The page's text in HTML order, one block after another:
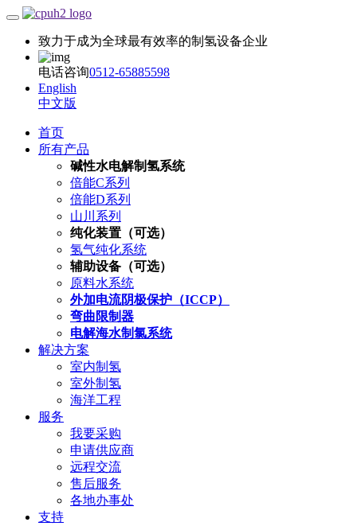
致力于成为全球最有效率的制氢设备企业
电话咨询0512-65885598
English
中文版
首页
所有产品
碱性水电解制氢系统
倍能C系列
倍能D系列
山川系列
纯化装置（可选）
氢气纯化系统
辅助设备（可选）
原料水系统
外加电流阴极保护（ICCP）
弯曲限制器
电解海水制氯系统
解决方案
室内制氢
室外制氢
海洋工程
服务
我要采购
申请供应商
远程交流
售后服务
各地办事处
支持